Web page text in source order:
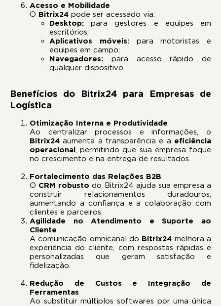
Acesso e Mobilidade
O Bitrix24 pode ser acessado via:
Desktop: para gestores e equipes em
escritórios;
Aplicativos móveis:para motoristas e
equipes em campo;
Navegadores: para acesso rápido de
qualquer dispositivo.
Benefícios do Bitrix24 para Empresas de
Logística
Otimização Interna e Produtividade
Ao centralizar processos e informações, o
Bitrix24 aumenta a transparência e a eficiência
operacional, permitindo que sua empresa foque
no crescimento e na entrega de resultados.
Fortalecimento das Relações B2B
O CRM robusto do Bitrix24 ajuda sua empresa a
construir relacionamentos duradouros,
aumentando a confiança e a colaboração com
clientes e parceiros.
Agilidade no Atendimento e Suporte ao
Cliente
A comunicação omnicanal do Bitrix24 melhora a
experiência do cliente, com respostas rápidas e
personalizadas que geram satisfação e
fidelização.
Redução de Custos e Integração de
Ferramentas
Ao substituir múltiplos softwares por uma única